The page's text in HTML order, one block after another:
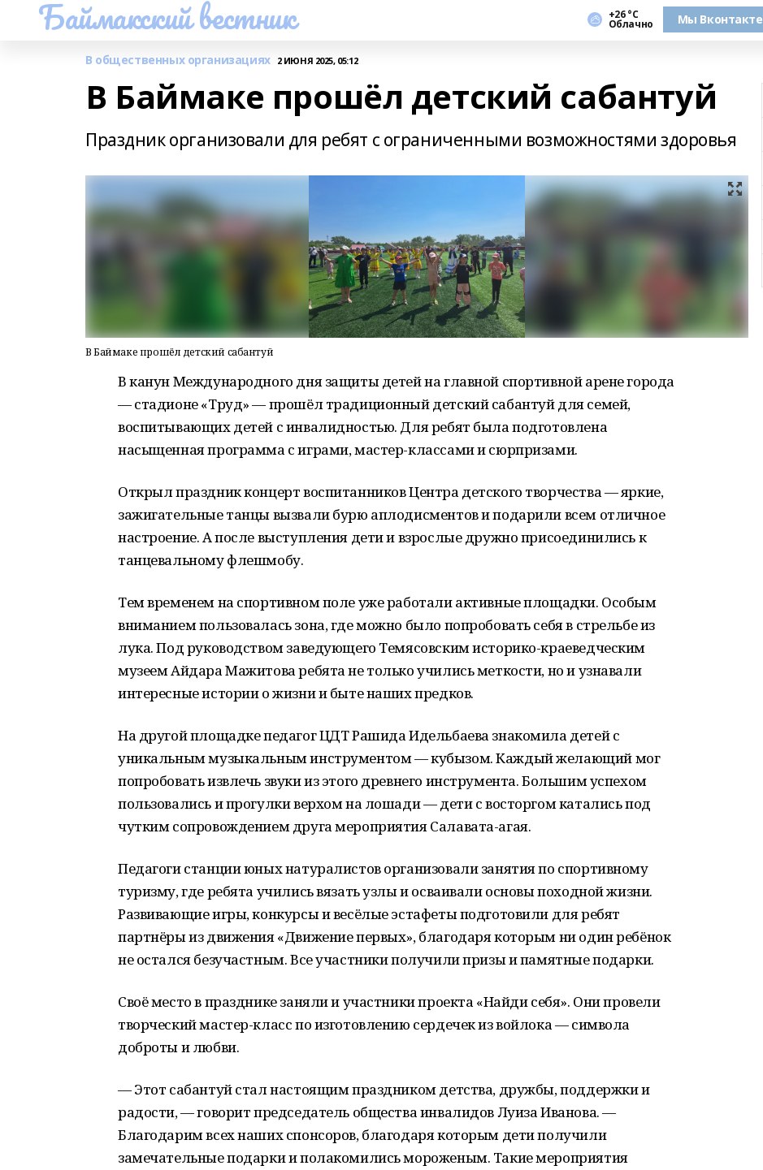
Баймакский вестник +26 °С
Облачно Мы Вконтакте
В общественных организациях 2 ИЮНЯ 2025, 05:12
В Баймаке прошёл детский сабантуй
Праздник организовали для ребят с ограниченными возможностями здоровья
В Баймаке прошёл детский сабантуй
В канун Международного дня защиты детей на главной спортивной арене города
— стадионе «Труд» — прошёл традиционный детский сабантуй для семей,
воспитывающих детей с инвалидностью. Для ребят была подготовлена
насыщенная программа с играми, мастер-классами и сюрпризами.
Открыл праздник концерт воспитанников Центра детского творчества — яркие,
зажигательные танцы вызвали бурю аплодисментов и подарили всем отличное
настроение. А после выступления дети и взрослые дружно присоединились к
танцевальному флешмобу.
Тем временем на спортивном поле уже работали активные площадки. Особым
вниманием пользовалась зона, где можно было попробовать себя в стрельбе из
лука. Под руководством заведующего Темясовским историко-краеведческим
музеем Айдара Мажитова ребята не только учились меткости, но и узнавали
интересные истории о жизни и быте наших предков.
На другой площадке педагог ЦДТ Рашида Идельбаева знакомила детей с
уникальным музыкальным инструментом — кубызом. Каждый желающий мог
попробовать извлечь звуки из этого древнего инструмента. Большим успехом
пользовались и прогулки верхом на лошади — дети с восторгом катались под
чутким сопровождением друга мероприятия Салавата-агая.
Педагоги станции юных натуралистов организовали занятия по спортивному
туризму, где ребята учились вязать узлы и осваивали основы походной жизни.
Развивающие игры, конкурсы и весёлые эстафеты подготовили для ребят
партнёры из движения «Движение первых», благодаря которым ни один ребёнок
не остался безучастным. Все участники получили призы и памятные подарки.
Своё место в празднике заняли и участники проекта «Найди себя». Они провели
творческий мастер-класс по изготовлению сердечек из войлока — символа
доброты и любви.
— Этот сабантуй стал настоящим праздником детства, дружбы, поддержки и
радости, — говорит председатель общества инвалидов Луиза Иванова. —
Благодарим всех наших спонсоров, благодаря которым дети получили
замечательные подарки и полакомились мороженым. Такие мероприятия